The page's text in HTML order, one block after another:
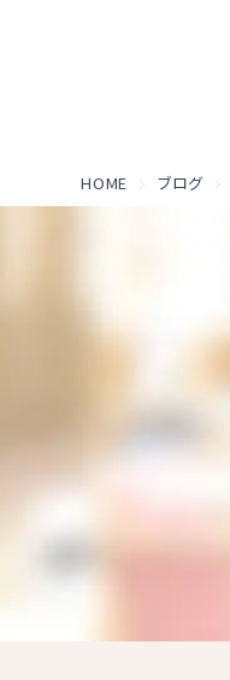
HOME ブログ